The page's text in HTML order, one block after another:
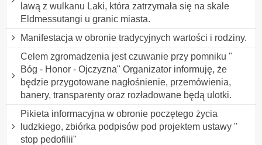
lawą z wulkanu Laki, która zatrzymała się na skale
Eldmessutangi u granic miasta.
Manifestacja w obronie tradycyjnych wartości i rodziny.
Celem zgromadzenia jest czuwanie przy pomniku "
Bóg - Honor - Ojczyzna" Organizator informuję, że
będzie przygotowane nagłośnienie, przemówienia,
banery, transparenty oraz rozładowane będą ulotki.
Pikieta informacyjna w obronie poczętego życia
ludzkiego, zbiórka podpisów pod projektem ustawy "
stop pedofilii"